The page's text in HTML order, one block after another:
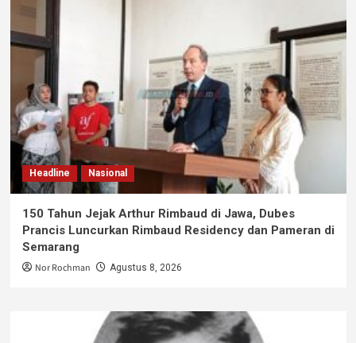
Headline Nasional
150 Tahun Jejak Arthur Rimbaud di Jawa, Dubes
Prancis Luncurkan Rimbaud Residency dan Pameran di
Semarang
Nor Rochman Agustus 8, 2026